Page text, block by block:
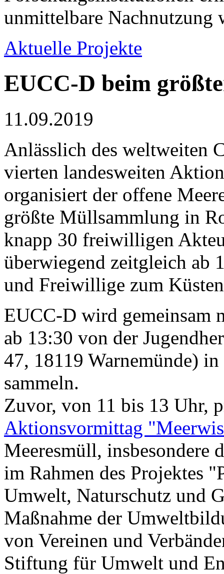
unmittelbare Nachnutzung
Aktuelle Projekte
EUCC-D beim
11.09.2019
Anlässlich des weltweiten
vierten landesweiten
organisiert der offene
größte Müllsammlung in
knapp 30 freiwilligen
überwiegend zeitgleich ab
und Freiwillige zum
EUCC-D wird gemeinsam
ab 13:30 von der
47, 18119 Warnemünde)
sammeln.
Zuvor, von 11 bis 13 Uhr,
Aktionsvormittag
Meeresmüll, insbesondere
im Rahmen des Projektes
Umwelt, Naturschutz und
Maßnahme der
von Vereinen und
Stiftung für Umwelt und